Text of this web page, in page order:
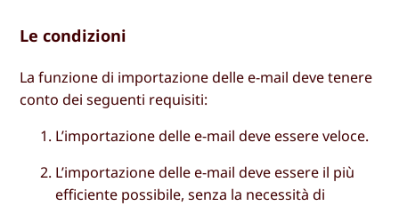
Le condizioni
La funzione di importazione delle e-mail deve tenere
conto dei seguenti requisiti:
L’importazione delle e-mail deve essere veloce.
L’importazione delle e-mail deve essere il più
efficiente possibile, senza la necessità di